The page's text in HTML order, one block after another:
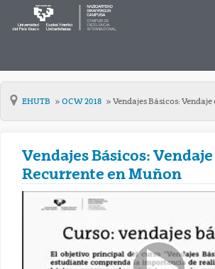
EHUTB OCW 2018 Vendajes Básicos:
Vendajes Básicos:
Recurrente en Muñon